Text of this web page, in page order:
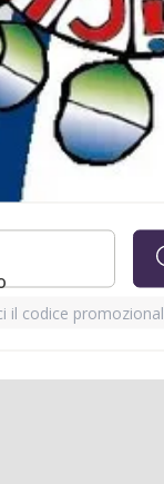
il codice promozionale